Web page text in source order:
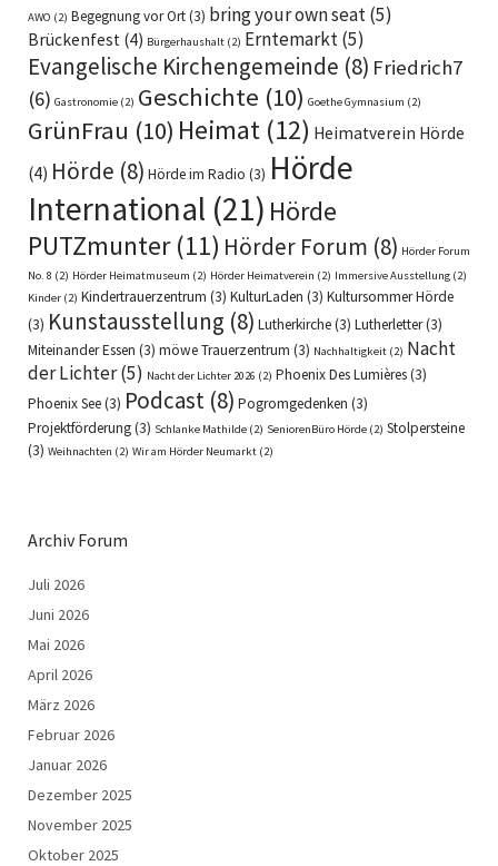
AWO (2) Begegnung vor Ort(3) bring your own seat(5)
Brückenfest (4) Bürgerhaushalt (2) Erntemarkt(5)
Evangelische Kirchengemeinde (8) Friedrich7
(6) Gastronomie (2) Geschichte (10) Goethe Gymnasium (2)
GrünFrau (10) Heimat (12) Heimatverein Hörde
(4) Hörde (8) Hörde im Radio (3) Hörde
International (21) Hörde
PUTZmunter(11) Hörder Forum (8) Hörder Forum
No. 8 (2) Hörder Heimatmuseum (2) Hörder Heimatverein (2) Immersive Ausstellung (2)
Kinder (2) Kindertrauerzentrum (3) KulturLaden (3) Kultursommer Hörde
(3) Kunstausstellung (8) Lutherkirche(3) Lutherletter(3)
Miteinander Essen (3) möwe Trauerzentrum (3) Nachhaltigkeit (2) Nacht
der Lichter(5) Nacht der Lichter 2026 (2) Phoenix Des Lumières(3)
Phoenix See(3) Podcast (8) Pogromgedenken (3)
Projektförderung(3) Schlanke Mathilde (2) SeniorenBüro Hörde (2) Stolpersteine
(3) Weihnachten (2) Wir am Hörder Neumarkt (2)
Archiv Forum
Juli 2026
Juni 2026
Mai 2026
April 2026
März 2026
Februar 2026
Januar 2026
Dezember 2025
November 2025
Oktober 2025